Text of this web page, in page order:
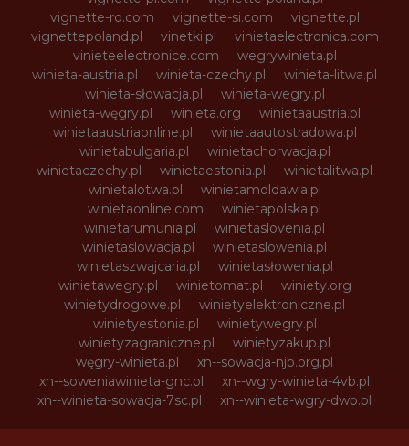
vignette-ro.com
vignette-si.com
vignette.pl
vignettepoland.pl
vinetki.pl
vinietaelectronica.com
vinieteelectronice.com
wegrywinieta.pl
winieta-austria.pl
winieta-czechy.pl
winieta-litwa.pl
winieta-słowacja.pl
winieta-wegry.pl
winieta-węgry.pl
winieta.org
winietaaustria.pl
winietaaustriaonline.pl
winietaautostradowa.pl
winietabulgaria.pl
winietachorwacja.pl
winietaczechy.pl
winietaestonia.pl
winietalitwa.pl
winietalotwa.pl
winietamoldawia.pl
winietaonline.com
winietapolska.pl
winietarumunia.pl
winietaslovenia.pl
winietaslowacja.pl
winietaslowenia.pl
winietaszwajcaria.pl
winietasłowenia.pl
winietawegry.pl
winietomat.pl
winiety.org
winietydrogowe.pl
winietyelektroniczne.pl
winietyestonia.pl
winietywegry.pl
winietyzagraniczne.pl
winietyzakup.pl
węgry-winieta.pl
xn--sowacja-njb.org.pl
xn--soweniawinieta-gnc.pl
xn--wgry-winieta-4vb.pl
xn--winieta-sowacja-7sc.pl
xn--winieta-wgry-dwb.pl